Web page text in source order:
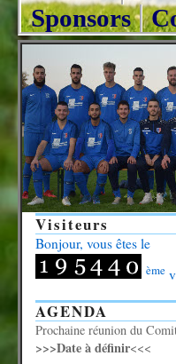
Sponsors
Visiteurs
Bonjour, vous êtes le
ème
AGENDA
Prochaine réunion du
>>>Date à définir<<<